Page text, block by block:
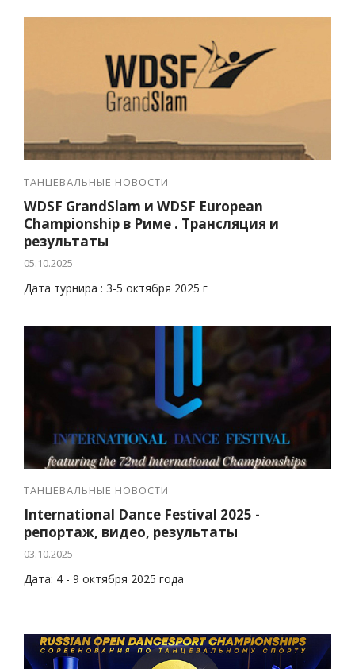
ТАНЦЕВАЛЬНЫЕ НОВОСТИ
WDSF GrandSlam и WDSF European
Championship в Риме . Трансляция и
результаты
05.10.2025
Дата турнира : 3-5 октября 2025 г
ТАНЦЕВАЛЬНЫЕ НОВОСТИ
International Dance Festival 2025 -
репортаж, видео, результаты
03.10.2025
Дата: 4 - 9 октября 2025 года